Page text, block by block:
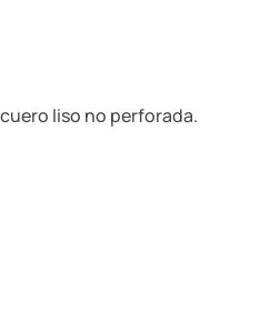
liso no perforada.